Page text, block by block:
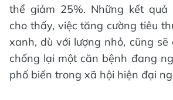
thể giảm 25%. Những kết quả
cho thấy, việc tăng cường tiêu
xanh, dù với lượng nhỏ, cũng
chống lại một căn bệnh đang
phố biến trong xã hội hiện đại